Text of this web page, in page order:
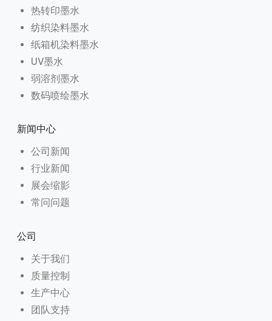
热转印墨水
纺织染料墨水
纸箱机染料墨水
UV墨水
弱溶剂墨水
数码喷绘墨水
新闻中心
公司新闻
行业新闻
展会缩影
常问问题
公司
关于我们
质量控制
生产中心
团队支持